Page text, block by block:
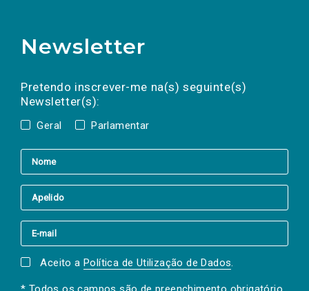
Newsletter
Pretendo inscrever-me na(s) seguinte(s)
Newsletter(s):
Geral Parlamentar
a(s) newsletter(s).
mail
Aceito a Política de Utilização de Dados.